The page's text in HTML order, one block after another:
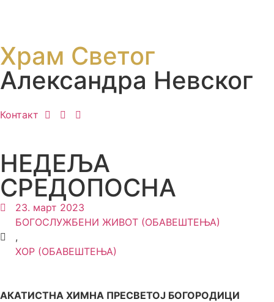
Храм Светог
Александра Невског
Контакт
НЕДЕЉА
СРЕДОПОСНА
23. март 2023
БОГОСЛУЖБЕНИ ЖИВОТ (ОБАВЕШТЕЊА)
,
ХОР (ОБАВЕШТЕЊА)
АКАТИСТНА ХИМНА ПРЕСВЕТОЈ БОГОРОДИЦИ